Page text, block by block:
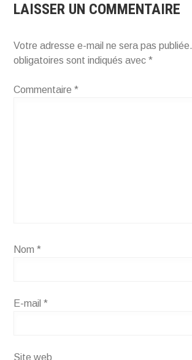
LAISSER UN COMMENTAIRE
Votre adresse e-mail ne sera pas publiée.
obligatoires sont indiqués avec*
Commentaire*
Nom*
E-mail*
Site web